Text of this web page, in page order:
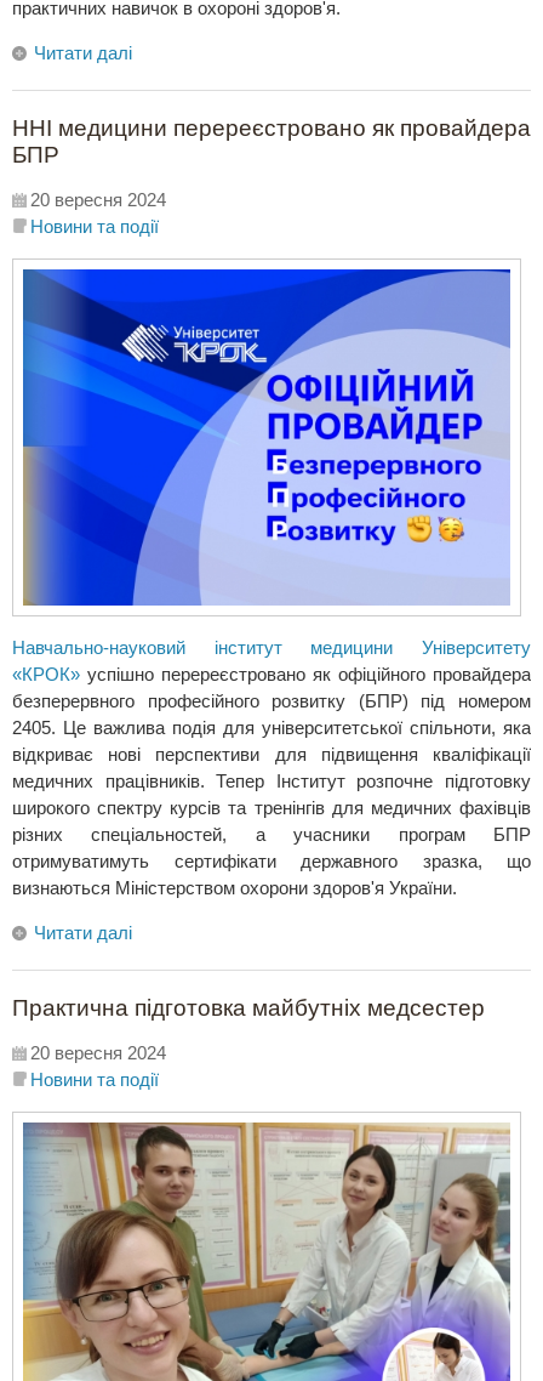
практичних навичок в охороні здоров'я.
Читати далі
ННІ медицини перереєстровано як провайдера
БПР
20 вересня 2024
Новини та події
Навчально-науковий інститут медицини Університету
«КРОК» успішно перереєстровано як офіційного провайдера
безперервного професійного розвитку (БПР) під номером
2405. Це важлива подія для університетської спільноти, яка
відкриває нові перспективи для підвищення кваліфікації
медичних працівників. Тепер Інститут розпочне підготовку
широкого спектру курсів та тренінгів для медичних фахівців
різних спеціальностей, а учасники програм БПР
отримуватимуть сертифікати державного зразка, що
визнаються Міністерством охорони здоров'я України.
Читати далі
Практична підготовка майбутніх медсестер
20 вересня 2024
Новини та події